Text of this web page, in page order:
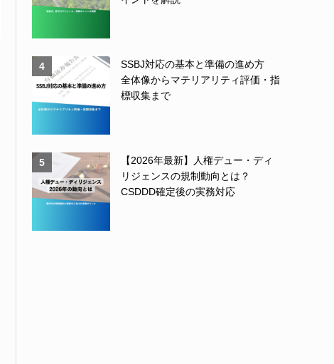
4
SSBJ対応の基本と準備の進め方
全体像からマテリアリティ評価・指
標収集まで
5
【2026年最新】人権デュー・ディ
リジェンスの規制動向とは？
CSDDD確定後の実務対応